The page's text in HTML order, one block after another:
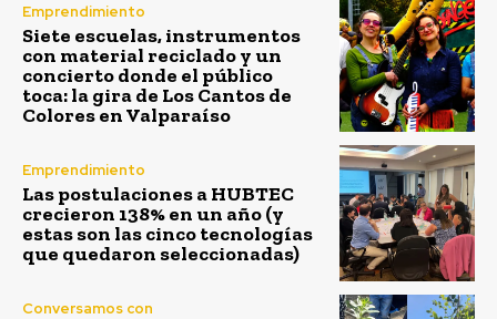
Emprendimiento
Siete escuelas, instrumentos
con material reciclado y un
concierto donde el público
toca: la gira de Los Cantos de
Colores en Valparaíso
Emprendimiento
Las postulaciones a HUBTEC
crecieron 138% en un año (y
estas son las cinco tecnologías
que quedaron seleccionadas)
Conversamos con